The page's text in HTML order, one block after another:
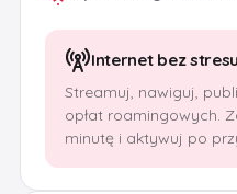
Internet bez
Streamuj, nawiguj,
opłat roamingowych.
minutę i aktywuj po